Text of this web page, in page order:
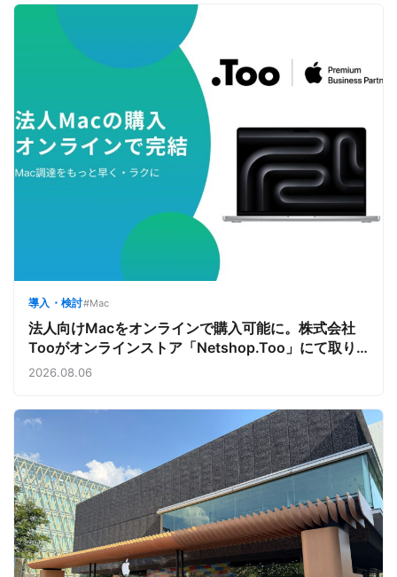
導入・検討#Mac
法人向けMacをオンラインで購入可能に。株式会社
Tooがオンラインストア「Netshop.Too」にて取り
扱いをスタート。デバイス調達の手間を減らし、スピ
2026.08.06